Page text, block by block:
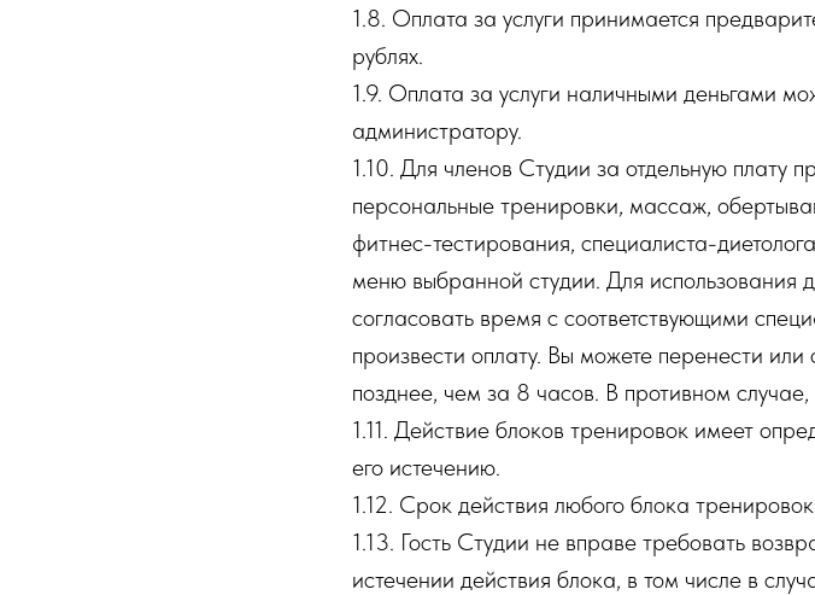
1.8. Оплата за услуги принимается
рублях.
1.9. Оплата за услуги наличными деньгами
администратору.
1.10. Для членов Студии за отдельную плату
персональные тренировки, массаж,
фитнес-тестирования, специалиста-
меню выбранной студии. Для использования
согласовать время с соответствующими
произвести оплату. Вы можете перенести
позднее, чем за 8 часов. В противном
1.11. Действие блоков тренировок имеет
его истечению.
1.12. Срок действия любого блока
1.13. Гость Студии не вправе требовать
истечении действия блока, в том числе в